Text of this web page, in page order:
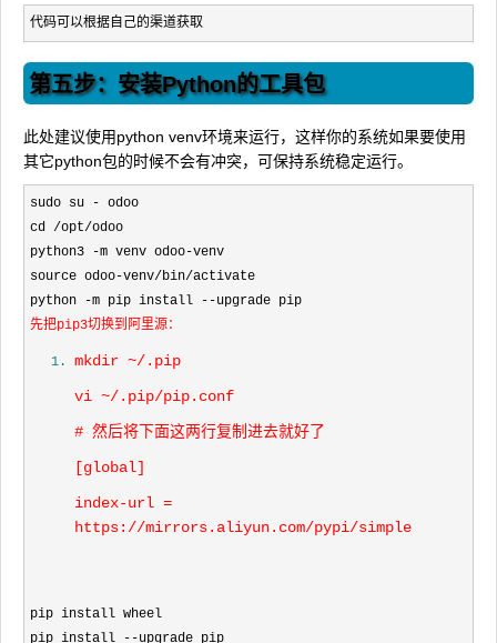
代码可以根据自己的渠道获取
第五步：安装Python的工具包
此处建议使用python venv环境来运行，这样你的系统如果要使用
其它python包的时候不会有冲突，可保持系统稳定运行。
sudo su - odoo
cd /opt/odoo
python3 -m venv odoo-venv
source odoo-venv/bin/activate
python -m pip install --upgrade pip
先把pip3切换到阿里源：
mkdir ~/.pip
vi ~/.pip/pip.conf
# 然后将下面这两行复制进去就好了
[global]
index-url =
https://mirrors.aliyun.com/pypi/simple
pip install wheel
pip install
--upgrade pip